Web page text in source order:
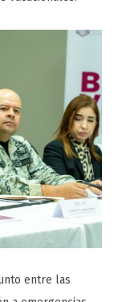
entre las